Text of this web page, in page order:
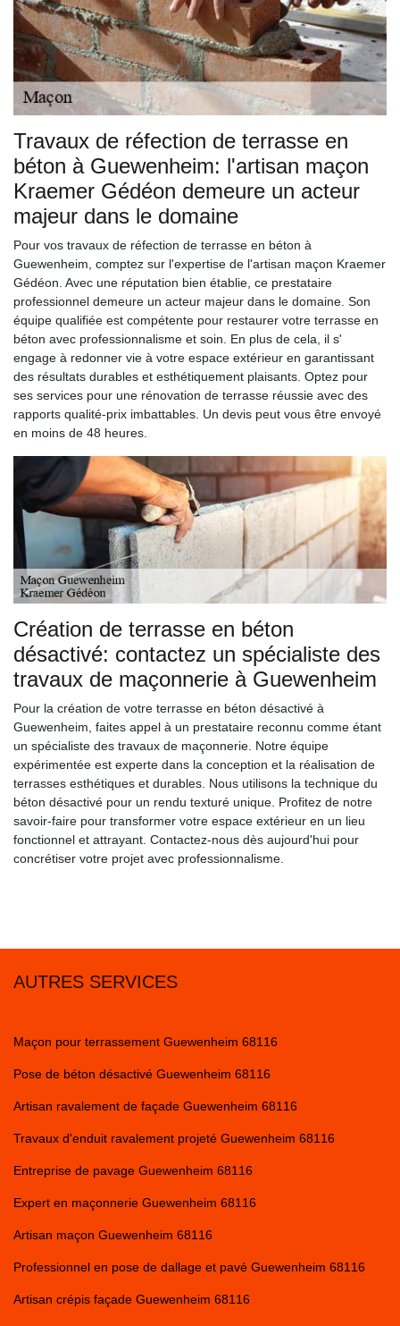
Travaux de réfection de terrasse en
béton à Guewenheim: l'artisan maçon
Kraemer Gédéon demeure un acteur
majeur dans le domaine
Pour vos travaux de réfection de terrasse en béton à
Guewenheim, comptez sur l'expertise de l'artisan maçon Kraemer
Gédéon. Avec une réputation bien établie, ce prestataire
professionnel demeure un acteur majeur dans le domaine. Son
équipe qualifiée est compétente pour restaurer votre terrasse en
béton avec professionnalisme et soin. En plus de cela, il s'
engage à redonner vie à votre espace extérieur en garantissant
des résultats durables et esthétiquement plaisants. Optez pour
ses services pour une rénovation de terrasse réussie avec des
rapports qualité-prix imbattables. Un devis peut vous être envoyé
en moins de 48 heures.
Création de terrasse en béton
désactivé: contactez un spécialiste des
travaux de maçonnerie à Guewenheim
Pour la création de votre terrasse en béton désactivé à
Guewenheim, faites appel à un prestataire reconnu comme étant
un spécialiste des travaux de maçonnerie. Notre équipe
expérimentée est experte dans la conception et la réalisation de
terrasses esthétiques et durables. Nous utilisons la technique du
béton désactivé pour un rendu texturé unique. Profitez de notre
savoir-faire pour transformer votre espace extérieur en un lieu
fonctionnel et attrayant. Contactez-nous dès aujourd'hui pour
concrétiser votre projet avec professionnalisme.
AUTRES SERVICES
Maçon pour terrassement Guewenheim 68116
Pose de béton désactivé Guewenheim 68116
Artisan ravalement de façade Guewenheim 68116
Travaux d'enduit ravalement projeté Guewenheim 68116
Entreprise de pavage Guewenheim 68116
Expert en maçonnerie Guewenheim 68116
Artisan maçon Guewenheim 68116
Professionnel en pose de dallage et pavé Guewenheim 68116
Artisan crépis façade Guewenheim 68116